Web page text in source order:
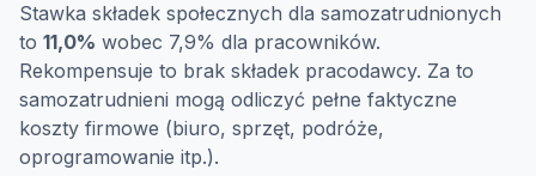
Stawka składek społecznych dla samozatrudnionych
to 11,0% wobec 7,9% dla pracowników.
Rekompensuje to brak składek pracodawcy. Za to
samozatrudnieni mogą odliczyć pełne faktyczne
koszty firmowe (biuro, sprzęt, podróże,
oprogramowanie itp.).